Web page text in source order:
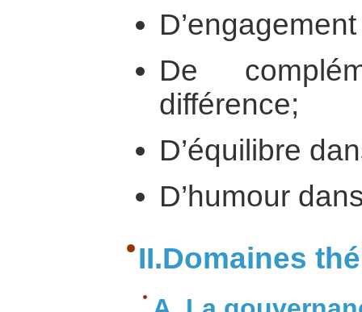
De
différence;
D’équilibre
D’humour
II.Domaines